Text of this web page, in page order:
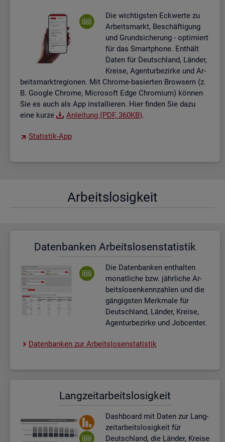
Die wich­tigs­ten Eck­wer­te zu
Ar­beits­markt, Be­schäf­ti­gung
und Grund­si­che­rung - op­ti­miert
für das Smart­pho­ne. Ent­hält
Daten für Deutsch­land, Län­der,
Krei­se, Agen­tur­be­zir­ke und Ar­
beits­markt­re­gio­nen. Mit Chro­me-ba­sier­ten Brow­sern (z.
B. Goog­le Chro­me, Mi­cro­soft Edge Chro­mi­um) kön­nen
Sie es auch als App in­stal­lie­ren. Hier fin­den Sie dazu
eine kurze
An­lei­tung (PDF, 360KB).
Sta­tis­tik-App
Ar­beits­lo­sig­keit
Da­ten­ban­ken Ar­beits­lo­sen­sta­tis­tik
Die Da­ten­ban­ken ent­hal­ten
mo­nat­li­che bzw. jähr­li­che Ar­
beits­lo­sen­kenn­zah­len und die
gän­gigs­ten Merk­ma­le für
Deutsch­land, Län­der, Krei­se,
Agen­tur­be­zir­ke und Job­cen­ter.
Da­ten­ban­ken zur Ar­beits­lo­sen­sta­tis­tik
Lang­zeit­ar­beits­lo­sig­keit
Dash­board mit Daten zur Lang­
zeit­ar­beits­lo­sig­keit für
Deutsch­land, die Län­der, Krei­se